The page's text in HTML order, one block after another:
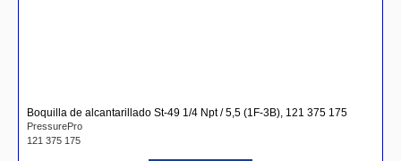
Boquilla de alcantarillado St-49 1/4 Npt / 5,5 (1F-3B), 121 375 175
PressurePro
121 375 175